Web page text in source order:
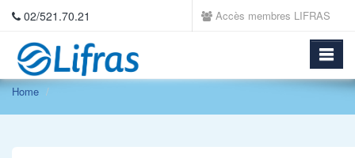
02/521.70.21 Accès membres LIFRAS
Home